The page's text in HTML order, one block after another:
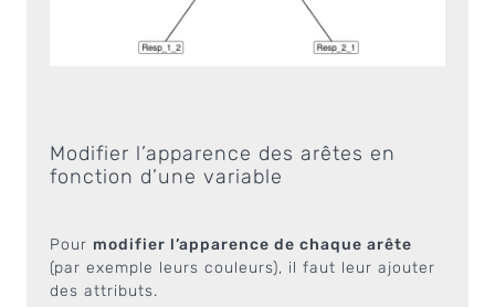
Modifier l’apparence des arêtes en
fonction d’une variable
Pour modifier l’apparence de chaque arête
(par exemple leurs couleurs), il faut leur ajouter
des attributs.